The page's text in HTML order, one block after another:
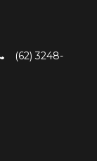
(62) 3248-